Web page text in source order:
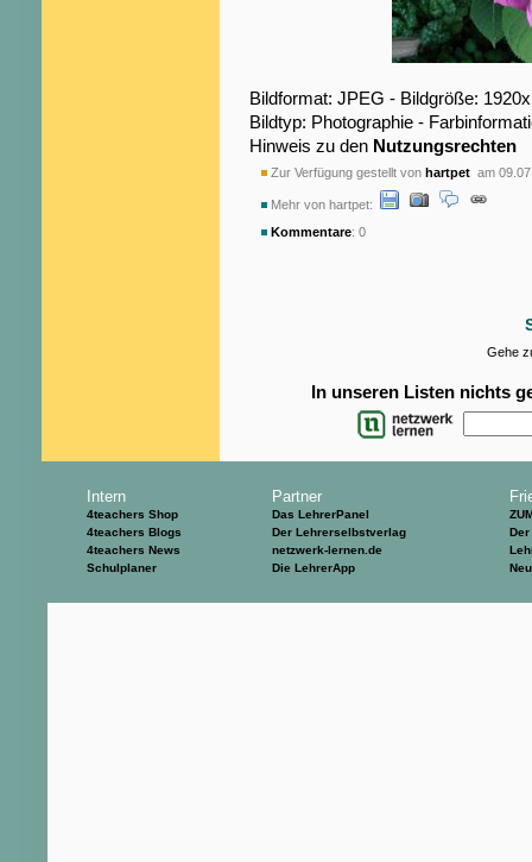
Bildformat: JPEG - Bildgröße:
Bildtyp: Photographie -
Hinweis zu den Nutzungsrechten
Zur Verfügung gestellt von hartpet am
Mehr von hartpet:
Kommentare: 0
Gehe
In unseren Listen nichts
Intern
4teachers Shop
4teachers Blogs
4teachers News
Schulplaner
Partner
Das LehrerPanel
Der Lehrerselbstverlag
netzwerk-lernen.de
Die LehrerApp